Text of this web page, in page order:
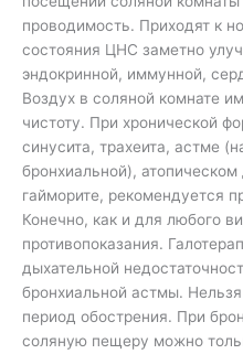
проводимость. Приходят к
состояния ЦНС заметно
эндокринной, иммунной,
Воздух в соляной комнате
чистоту. При хронической
синусита, трахеита, астме
бронхиальной), атопическом
гайморите, рекомендуется
Конечно, как и для любого
противопоказания.
дыхательной
бронхиальной астмы.
период обострения. При
соляную пещеру можно